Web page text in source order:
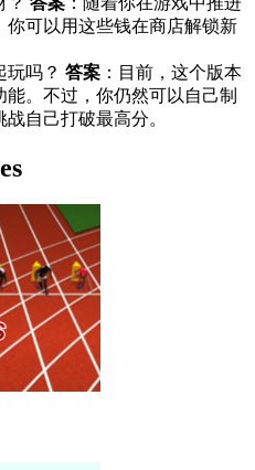
你可以用这些钱在商店解锁新
玩吗？ 答案 ：目前，这个版本
。不过，你仍然可以自己制
自己打破最高分。